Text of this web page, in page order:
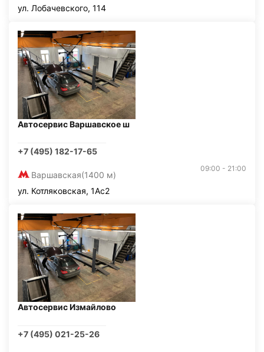
ул. Лобачевского, 114
Автосервис Варшавское ш
+7 (495) 182-17-65
Варшавская(1400 м)
09:00 - 21:00
ул. Котляковская, 1Ас2
Автосервис Измайлово
+7 (495) 021-25-26